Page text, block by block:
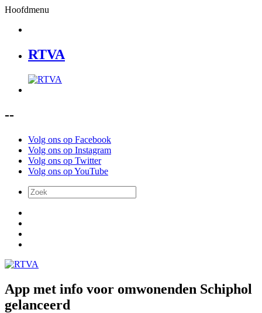
Hoofdmenu
RTVA
--
Volg ons op Facebook
Volg ons op Instagram
Volg ons op Twitter
Volg ons op YouTube
App met info voor omwonenden Schiphol
gelanceerd